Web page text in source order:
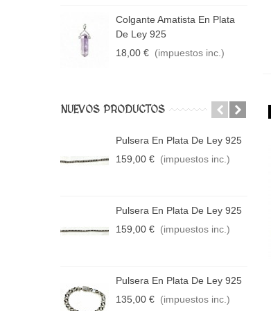
Colgante Amatista En Plata
De Ley 925
18,00 € (impuestos inc.)
NUEVOS PRODUCTOS
Pulsera En Plata De Ley 925
159,00 € (impuestos inc.)
Pulsera En Plata De Ley 925
159,00 € (impuestos inc.)
Pulsera En Plata De Ley 925
135,00 € (impuestos inc.)